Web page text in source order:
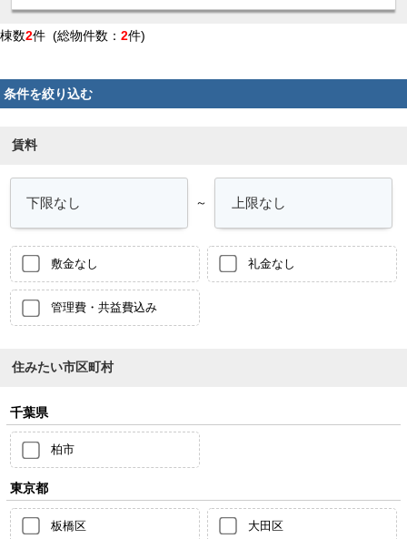
棟数2件 (総物件数： 2件)
条件を絞り込む
賃料
～
敷金なし 礼金なし
管理費・共益費込み
住みたい市区町村
千葉県
柏市
東京都
板橋区 大田区